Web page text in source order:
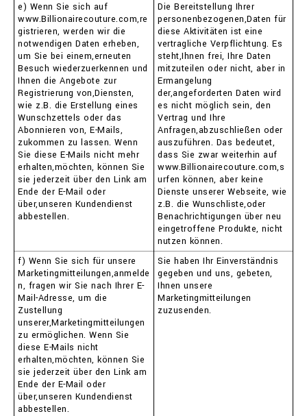
e) Wenn Sie sich auf
www.Billionairecouture.com,re
gistrieren, werden wir die
notwendigen Daten erheben,
um Sie bei einem,erneuten
Besuch wiederzuerkennen und
Ihnen die Angebote zur
Registrierung von,Diensten,
wie z.B. die Erstellung eines
Wunschzettels oder das
Abonnieren von, E-Mails,
zukommen zu lassen. Wenn
Sie diese E-Mails nicht mehr
erhalten,möchten, können Sie
sie jederzeit über den Link am
Ende der E-Mail oder
über,unseren Kundendienst
abbestellen.
Die Bereitstellung Ihrer
personenbezogenen,Daten für
diese Aktivitäten ist eine
vertragliche Verpflichtung. Es
steht,Ihnen frei, Ihre Daten
mitzuteilen oder nicht, aber in
Ermangelung
der,angeforderten Daten wird
es nicht möglich sein, den
Vertrag und Ihre
Anfragen,abzuschließen oder
auszuführen. Das bedeutet,
dass Sie zwar weiterhin auf
www.Billionairecouture.com,s
urfen können, aber keine
Dienste unserer Webseite, wie
z.B. die Wunschliste,oder
Benachrichtigungen über neu
eingetroffene Produkte, nicht
nutzen können.
f) Wenn Sie sich für unsere
Marketingmitteilungen,anmelde
n, fragen wir Sie nach Ihrer E-
Mail-Adresse, um die
Zustellung
unserer,Marketingmitteilungen
zu ermöglichen. Wenn Sie
diese E-Mails nicht
erhalten,möchten, können Sie
sie jederzeit über den Link am
Ende der E-Mail oder
über,unseren Kundendienst
abbestellen.
Sie haben Ihr Einverständnis
gegeben und uns, gebeten,
Ihnen unsere
Marketingmitteilungen
zuzusenden.